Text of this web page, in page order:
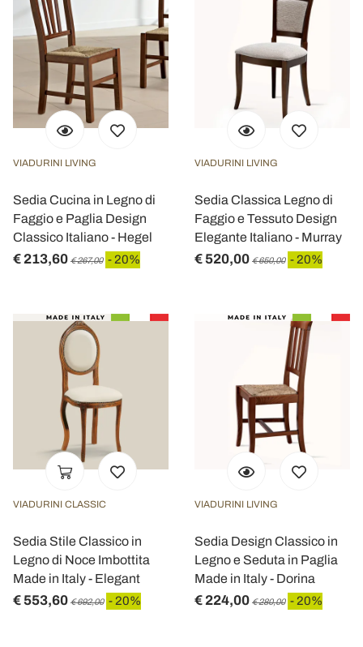
VIADURINI LIVING
Sedia Cucina in Legno di
Faggio e Paglia Design
Classico Italiano - Hegel
€ 213,60 € 267,00 - 20%
VIADURINI LIVING
Sedia Classica Legno di
Faggio e Tessuto Design
Elegante Italiano - Murray
€ 520,00 € 650,00 - 20%
VIADURINI CLASSIC
Sedia Stile Classico in
Legno di Noce Imbottita
Made in Italy - Elegant
€ 553,60 € 692,00 - 20%
VIADURINI LIVING
Sedia Design Classico in
Legno e Seduta in Paglia
Made in Italy - Dorina
€ 224,00 € 280,00 - 20%